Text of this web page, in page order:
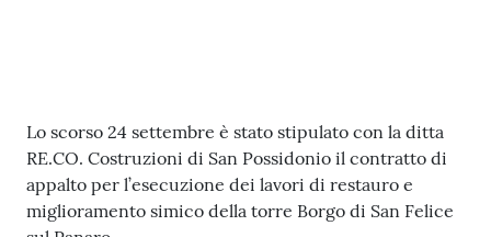
a
n
f
e
Contenuto
Lo scorso 24 settembre è stato stipulato con la ditta
RE.CO. Costruzioni di San Possidonio il contratto di
appalto per l’esecuzione dei lavori di restauro e
miglioramento simico della torre Borgo di San Felice